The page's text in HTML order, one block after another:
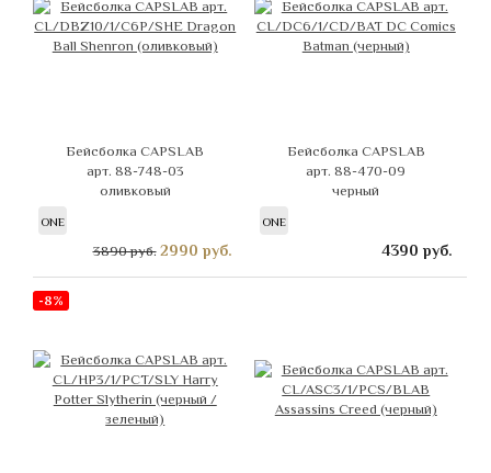
Бейсболка CAPSLAB
арт. 88-748-03
оливковый
ONE
3890 руб. 2990 руб.
Бейсболка CAPSLAB
арт. 88-470-09
черный
ONE
4390 руб.
-8%